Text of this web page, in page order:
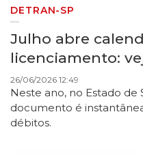
DETRAN-SP
Julho abre
licenciamento:
26/06/2026 12:49
Neste ano, no Estado de
documento é
débitos.